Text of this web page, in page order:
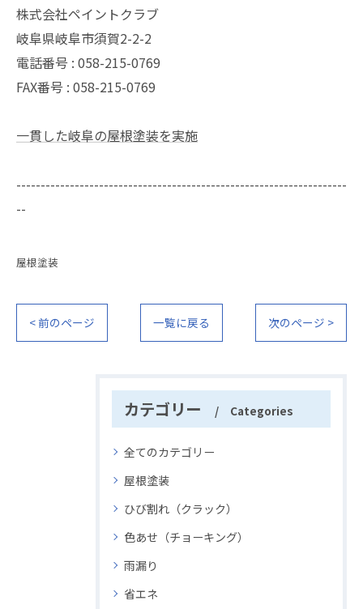
株式会社ペイントクラブ
岐阜県岐阜市須賀2-2-2
電話番号 : 058-215-0769
FAX番号 : 058-215-0769
一貫した岐阜の屋根塗装を実施
--------------------------------------------------------------------
--
屋根塗装
< 前のページ 一覧に戻る 次のページ >
カテゴリー Categories
全てのカテゴリー
屋根塗装
ひび割れ（クラック）
色あせ（チョーキング）
雨漏り
省エネ